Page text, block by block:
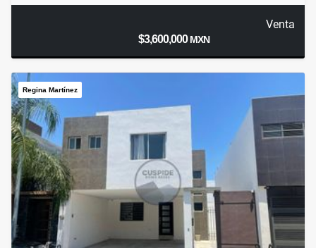
Venta
$3,600,000MXN
Regina Martínez